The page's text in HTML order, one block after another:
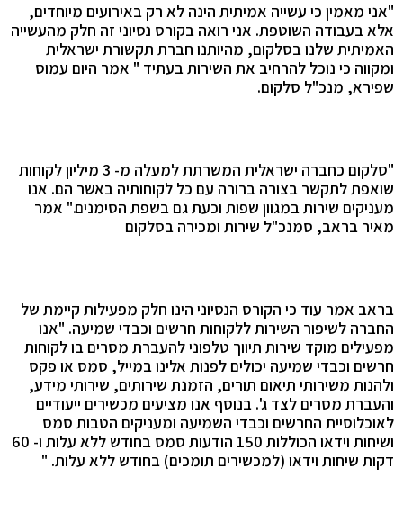
"אני מאמין כי עשייה אמיתית הינה לא רק באירועים מיוחדים,
אלא בעבודה השוטפת. אני רואה בקורס נסיוני זה חלק מהעשייה
האמיתית שלנו בסלקום, מהיותנו חברת תקשורת ישראלית
ומקווה כי נוכל להרחיב את השירות בעתיד " אמר היום עמוס
שפירא, מנכ"ל סלקום.
"סלקום כחברה ישראלית המשרתת למעלה מ- 3 מיליון לקוחות
שואפת לתקשר בצורה ברורה עם כל לקוחותיה באשר הם. אנו
מעניקים שירות במגוון שפות וכעת גם בשפת הסימנים." אמר
מאיר בראב, סמנכ"ל שירות ומכירה בסלקום
בראב אמר עוד כי הקורס הנסיוני הינו חלק מפעילות קיימת של
החברה לשיפור השירות ללקוחות חרשים וכבדי שמיעה. "אנו
מפעילים מוקד שירות תיווך טלפוני להעברת מסרים בו לקוחות
חרשים וכבדי שמיעה יכולים לפנות אלינו במייל, סמס או פקס
ולהנות משירותי תיאום תורים, הזמנת שירותים, שירותי מידע,
והעברת מסרים לצד ג'. בנוסף אנו מציעים מכשירים ייעודיים
לאוכלוסיית החרשים וכבדי השמיעה ומעניקים הטבות סמס
ושיחות וידאו הכוללות 150 הודעות סמס בחודש ללא עלות ו- 60
דקות שיחות וידאו (למכשירים תומכים) בחודש ללא עלות. "